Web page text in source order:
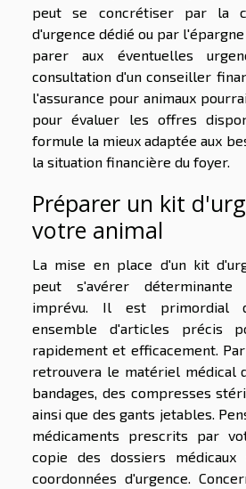
peut se concrétiser par la
d'urgence dédié ou par
parer aux éventuelles
consultation d'un conseiller
l'assurance pour animaux
pour évaluer les offres
formule la mieux adaptée aux
la situation financière du foyer.
Préparer un kit
votre animal
La mise en place d'un kit
peut s'avérer
imprévu. Il est primordial
ensemble d'articles précis
rapidement et efficacement.
retrouvera le matériel médical
bandages, des compresses
ainsi que des gants jetables.
médicaments prescrits par
copie des dossiers
coordonnées d'urgence.